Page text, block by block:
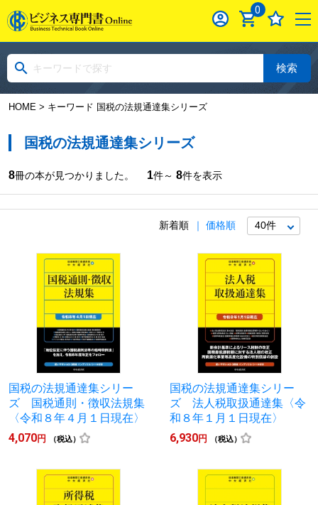
0
検索
HOME> キーワード 国税の法規通達集シリーズ
国税の法規通達集シリーズ
8冊の本が見つかりました。 1件～ 8件を表示
新着順 価格順
国税の法規通達集シリー
ズ 国税通則・徴収法規集
〈令和８年４月１日現在〉
4,070円 （税込）
国税の法規通達集シリー
ズ 法人税取扱通達集〈令
和８年１月１日現在〉
6,930円 （税込）